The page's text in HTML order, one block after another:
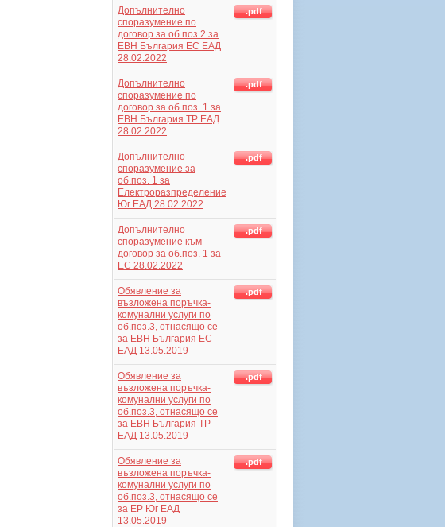
Допълнително
споразумение по
договор за об.поз.2 за
ЕВН България ЕС ЕАД
28.02.2022
.pdf
Допълнително
споразумение по
договор за об.поз. 1 за
ЕВН България ТР ЕАД
28.02.2022
.pdf
Допълнително
споразумение за
об.поз. 1 за
Електроразпределение
Юг ЕАД 28.02.2022
.pdf
Допълнително
споразумение към
договор за об.поз. 1 за
ЕС 28.02.2022
.pdf
Обявление за
възложена поръчка-
комунални услуги по
об.поз.3, отнасящо се
за ЕВН България ЕС
ЕАД 13.05.2019
.pdf
Обявление за
възложена поръчка-
комунални услуги по
об.поз.3, отнасящо се
за ЕВН България ТР
ЕАД 13.05.2019
.pdf
Обявление за
възложена поръчка-
комунални услуги по
об.поз.3, отнасящо се
за ЕР Юг ЕАД
13.05.2019
.pdf